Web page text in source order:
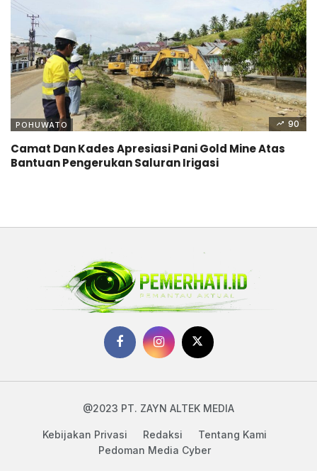
POHUWATO 90
Camat Dan Kades Apresiasi Pani Gold Mine Atas
Bantuan Pengerukan Saluran Irigasi
@2023 PT. ZAYN ALTEK MEDIA
Kebijakan Privasi Redaksi
Tentang Kami
Pedoman Media Cyber